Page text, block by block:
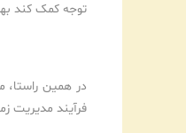
توجه کمک کند
در همین
فرآیند مدیریت